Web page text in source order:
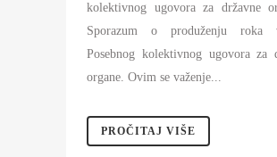
kolektivnog ugovora za državne
Sporazum o produženju roka
Posebnog kolektivnog ugovora za
organe. Ovim se važenje...
PROČITAJ VIŠE